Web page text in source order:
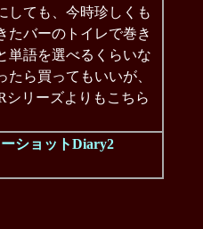
しても、今時珍しくも
たバーのトイレで巻き
単語を選べるくらいな
ら買ってもいいが、
シリーズよりもこちら
ショットDiary2